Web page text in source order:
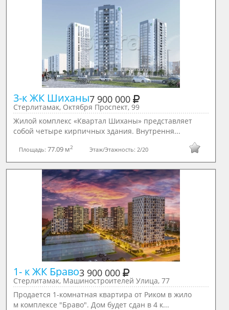
3-к ЖК Шиханы7 900 000
Стерлитамак, Октября Проспект, 99
Жилой комплекс «Квартал Шиханы» представляет
собой четыре кирпичных здания. Внутрення...
Площадь: 77.09 м2 Этаж/Этажность: 2/20
1- к ЖК Браво3 900 000
Стерлитамак, Машиностроителей Улица, 77
Продается 1-комнатная квартира от Риком в жило
м комплексе "Браво". Дом будет сдан в 4 к...